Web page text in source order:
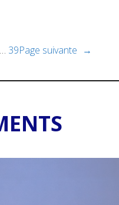
… 39Page suivante →